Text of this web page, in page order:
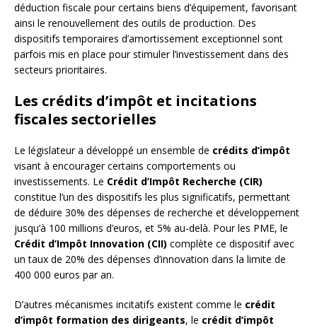
déduction fiscale pour certains biens d’équipement, favorisant
ainsi le renouvellement des outils de production. Des
dispositifs temporaires d’amortissement exceptionnel sont
parfois mis en place pour stimuler l’investissement dans des
secteurs prioritaires.
Les crédits d’impôt et incitations
fiscales sectorielles
Le législateur a développé un ensemble de crédits d’impôt
visant à encourager certains comportements ou
investissements. Le Crédit d’Impôt Recherche (CIR)
constitue l’un des dispositifs les plus significatifs, permettant
de déduire 30% des dépenses de recherche et développement
jusqu’à 100 millions d’euros, et 5% au-delà. Pour les PME, le
Crédit d’Impôt Innovation (CII) complète ce dispositif avec
un taux de 20% des dépenses d’innovation dans la limite de
400 000 euros par an.
D’autres mécanismes incitatifs existent comme le crédit
d’impôt formation des dirigeants, le crédit d’impôt